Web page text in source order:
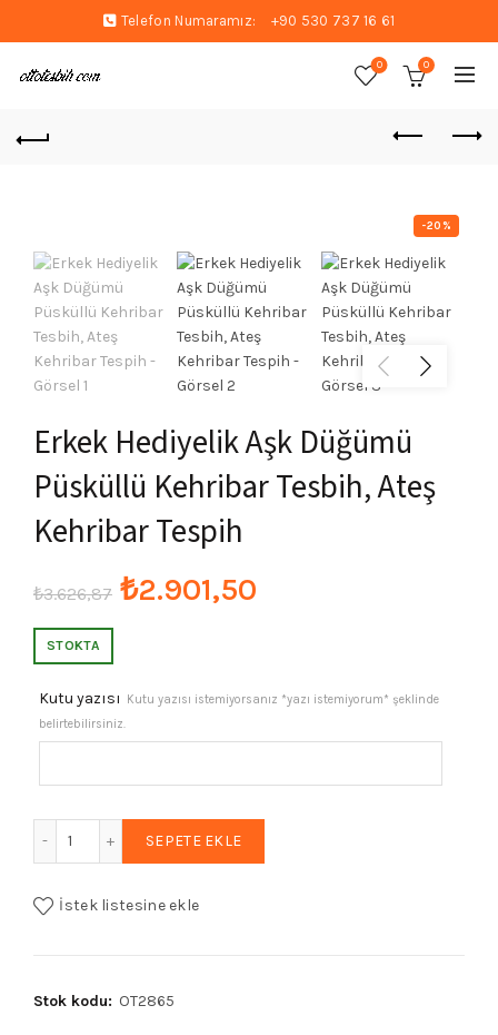
Telefon Numaramız: +90 530 737 16 61
0 0
-20%
Erkek Hediyelik Aşk Düğümü
Püsküllü Kehribar Tesbih, Ateş
Kehribar Tespih
₺3.626,87 Orijinal
₺3.626,87.
₺2.901,50
fiyat:
₺2.901,50.
STOKTA
Kutu yazısı
Kutu yazısı istemiyorsanız *yazı istemiyorum* şeklinde
belirtebilirsiniz.
SEPETE EKLE
İstek listesine ekle
Stok kodu: OT2865